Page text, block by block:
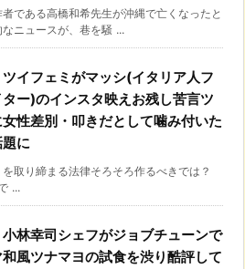
である高橋和希先生が沖縄で亡くなったと
なニュースが、巷を騒 ...
ツイフェミがマッシ(イタリア人フ
ー)のインスタ映えお残し苦言ツ
性差別・叩きだとして噛み付いた
に
取り締まる法律そろそろ作るべきでは？
...
小林幸司シェフがジョブチューンで
風ツナマヨの試食を渋り酷評して